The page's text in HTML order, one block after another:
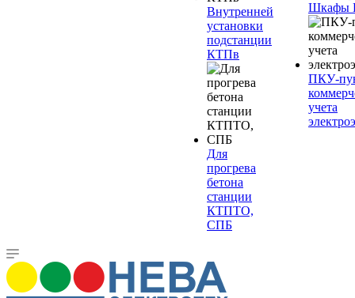
Внутренней
установки
подстанции
КТПв
Для
прогрева
бетона
станции
КТПТО,
СПБ
Шкафы
ПКУ-
учета